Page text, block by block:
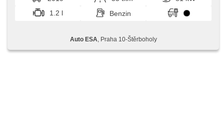
1.2 l
Benzin
Auto ESA , Praha 10-Štěrboholy